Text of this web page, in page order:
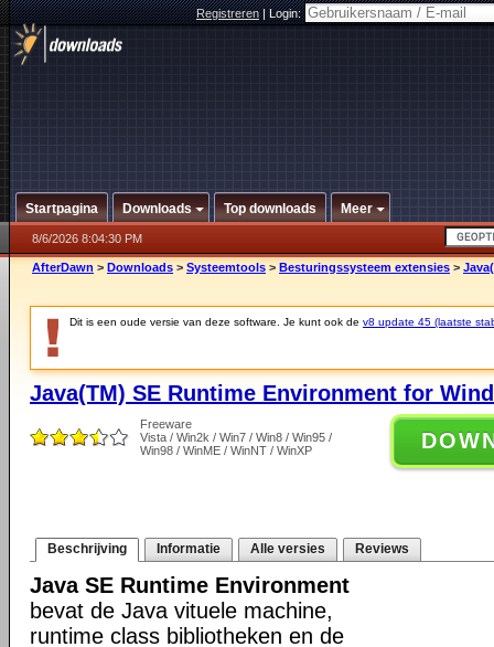
Registreren|Login:
Startpagina Downloads Top downloads Meer
8/6/2026 8:04:30 PM
AfterDawn > Downloads > Systeemtools > Besturingssysteem extensies >
Dit is een oude versie van deze software. Je kunt ook de v8 update 45 (laatste
Java(TM) SE Runtime Environment for
Freeware
Vista / Win2k / Win7 / Win8 / Win95 /
Win98 / WinME / WinNT / WinXP
Beschrijving Informatie Alle versies Reviews
Java SE Runtime Environment
bevat de Java vituele machine,
runtime class bibliotheken en de